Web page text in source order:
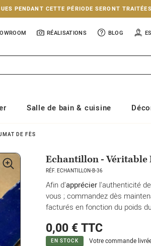
PENDANT CETTE PÉRIODE SERONT
RÉALISATIONS BLOG
Salle de bain & cuisine
DE FÈS
Echantillon - Véritable
RÉF. ECHANTILLON-B-36
Afin d'apprécier l'authenticité
vous ; commandez dès
facturés en fonction du poids
0,00 €TTC
EN STOCK Votre commande